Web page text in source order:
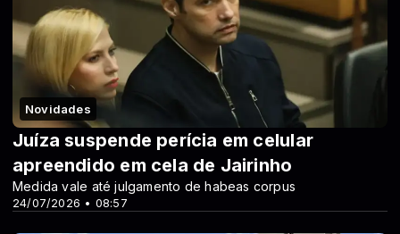
Novidades
24/07/2026 • 08:57
Juíza suspende perícia em celular
apreendido em cela de Jairinho
Medida vale até julgamento de habeas corpus